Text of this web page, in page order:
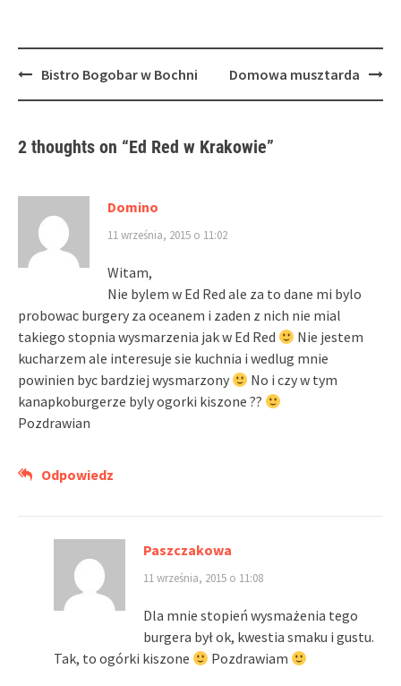
PostBistro Bogobar w Bochni Domowa musztarda
2 thoughts on “Ed Red w Krakowie”
Domino
11 września, 2015 o 11:02
Witam,
Nie bylem w Ed Red ale za to dane mi bylo
probowac burgery za oceanem i zaden z nich nie mial
takiego stopnia wysmarzenia jak w Ed Red
Nie jestem
kucharzem ale interesuje sie kuchnia i wedlug mnie
powinien byc bardziej wysmarzony
No i czy w tym
kanapkoburgerze byly ogorki kiszone ??
Pozdrawian
Odpowiedz
Paszczakowa
11 września, 2015 o 11:08
Dla mnie stopień wysmażenia tego
burgera był ok, kwestia smaku i gustu.
Tak, to ogórki kiszone
Pozdrawiam